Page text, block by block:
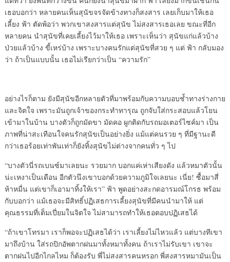
เธอบอกว่า หลายคนเห็นสุนัขจรจัดข้างทางก็สงสาร เลยเก็บมาให้เธอ
เลี้ยง ฟ้า ตัดพ้อว่า พวกเขาสงสารแต่สุนัข ไม่สงสารเธอเลย ขณะที่อีก
หลายคน นำสุนัขที่เคยเลี้ยงไว้มาให้เธอ เพราะเห็นว่า สุนัขแก่แล้วบ้าง
ป่วยแล้วบ้าง ขี้เหร่บ้าง เพราะบางคนรักแต่สุนัขที่สวย ๆ แต่ ฟ้า กลับมอง
ว่า ถ้าเป็นแบบนั้น เธอไม่เรียกว่าเป็น “ความรัก”
อย่างไรก็ตาม ยังมีสุนัขอีกหลายตัวที่มาพร้อมกับความบอบช้ำทางร่างกาย
และจิตใจ เพราะมันถูกเจ้าของกระทำทารุณ ถูกจับใส่กระสอบแล้วโยน
เข้ามาในบ้าน บางตัวก็ถูกมัดขา มัดคอ ผูกติดกับรถมอเตอร์ไซค์มา เป็น
ภาพที่น่าสะเทือนใจคนรักสุนัขเป็นอย่างยิ่ง แม้แต่คนรวย ๆ ที่มีฐานะดี
กว่าเธอร้อยเท่าพันเท่าก็ยังทิ้งสุนัขไม่ต่างจากคนทั่ว ๆ ไป
“บางตัวนี่รถเบนซ์มาเลยนะ รวยมาก บอกแค่เห่าเสียงดัง แล้วหมาตัวนั้น
น่ะเหงาเป็นเดือน อีกตัวนึงเขาบอกด้วยความภูมิใจเลยนะ เนี่ย! ซื้อมาสี่
ห้าหมื่น แต่เขาก็เอามาทิ้งให้เรา” ฟ้า พูดอย่างสะกดอารมณ์โกรธ พร้อม
กับบอกว่า แม้เธอจะมีสิทธิ์ปฏิเสธการเลี้ยงสุนัขที่มีคนนำมาให้ แต่
คุณธรรมที่เต็มเปี่ยมในจิตใจ ไม่สามารถทำให้เธอตอบปฏิเสธได้
“ถ้าเขาโทรมา เราก็พอจะปฏิเสธได้ว่า เราเลี้ยงไม่ไหวแล้ว แต่บางทีเขา
มาถึงบ้าน ใส่รถปิกอัพตากฝนมาทั้งหมาทั้งคน ถ้าเราไม่รับเขา เขาจะ
ตากฝนไปอีกไกลไหม ก็ต้องรับ พี่ไม่สงสารคนหรอก พี่สงสารหมามันเป็น